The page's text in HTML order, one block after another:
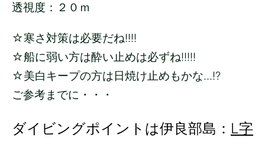
透視度：２０ｍ
☆寒さ対策は必要だね!!!!
☆船に弱い方は酔い止めは必ずね!!!!!
☆美白キープの方は日焼け止めもかな...!?
ご参考までに・・・
ダイビングポイントは伊良部島： L字